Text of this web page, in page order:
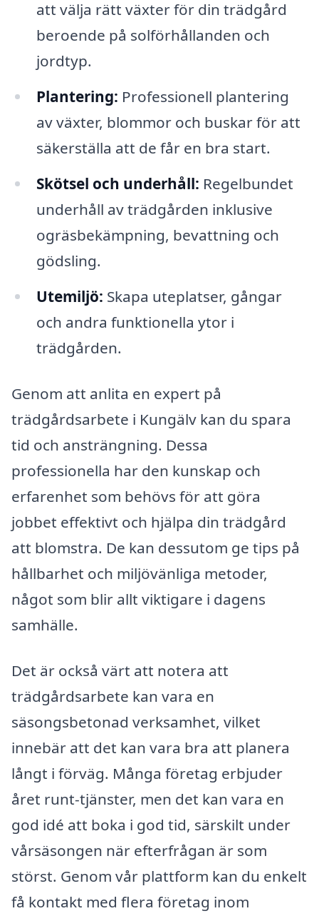
att välja rätt växter för din trädgård
beroende på solförhållanden och
jordtyp.
Plantering: Professionell plantering
av växter, blommor och buskar för att
säkerställa att de får en bra start.
Skötsel och underhåll: Regelbundet
underhåll av trädgården inklusive
ogräsbekämpning, bevattning och
gödsling.
Utemiljö: Skapa uteplatser, gångar
och andra funktionella ytor i
trädgården.
Genom att anlita en expert på
trädgårdsarbete i Kungälv kan du spara
tid och ansträngning. Dessa
professionella har den kunskap och
erfarenhet som behövs för att göra
jobbet effektivt och hjälpa din trädgård
att blomstra. De kan dessutom ge tips på
hållbarhet och miljövänliga metoder,
något som blir allt viktigare i dagens
samhälle.
Det är också värt att notera att
trädgårdsarbete kan vara en
säsongsbetonad verksamhet, vilket
innebär att det kan vara bra att planera
långt i förväg. Många företag erbjuder
året runt-tjänster, men det kan vara en
god idé att boka i god tid, särskilt under
vårsäsongen när efterfrågan är som
störst. Genom vår plattform kan du enkelt
få kontakt med flera företag inom